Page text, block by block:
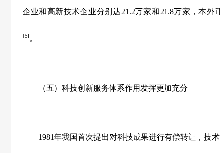
企业和高新技术企业分别达21.2万家和21.8万家，本外
[5] 。
（五）科技创新服务体系作用发挥更加充分
1981年我国首次提出对科技成果进行有偿转让，技